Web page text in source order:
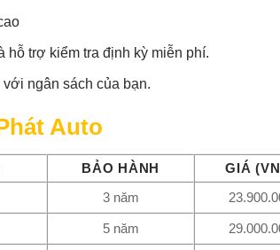
hỗ trợ kiểm tra định kỳ miễn phí.
ngân sách của bạn.
Auto
BẢO HÀNH
GIÁ
3 năm
5 năm